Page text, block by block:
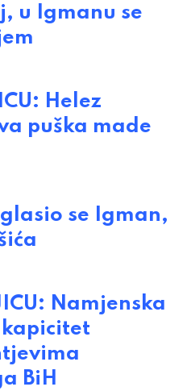
u Igmanu se
Helez
puška made
se Igman,
Namjenska
BiH